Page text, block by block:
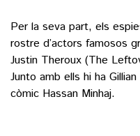
Per la seva part, els
rostre d’actors famosos
Justin Theroux (The
Junto amb ells hi ha
còmic Hassan Minhaj.